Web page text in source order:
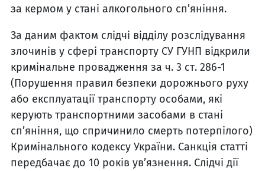
за кермом у стані алкогольного сп’яніння.
За даним фактом слідчі відділу розслідування
злочинів у сфері транспорту СУ ГУНП відкрили
кримінальне провадження за ч. 3 ст. 286-1
(Порушення правил безпеки дорожнього руху
або експлуатації транспорту особами, які
керують транспортними засобами в стані
сп’яніння, що спричинило смерть потерпілого)
Кримінального кодексу України. Санкція статті
передбачає до 10 років ув’язнення. Слідчі дії